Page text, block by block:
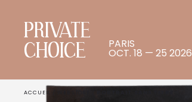
PRIVATE
CHOICE
PARIS
OCT. 18 — 25 2026
ACCUEIL